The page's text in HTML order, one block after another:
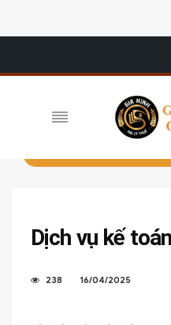
Dịch vụ kế
238 16/04/2025